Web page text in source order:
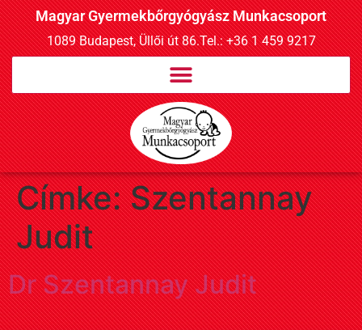
Magyar Gyermekbőrgyógyász Munkacsoport
1089 Budapest, Üllői út 86.Tel.: +36 1 459 9217
Címke:Szentannay
Judit
Dr Szentannay Judit